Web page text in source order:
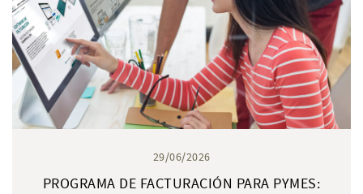
29/06/2026
PROGRAMA DE FACTURACIÓN PARA PYMES: